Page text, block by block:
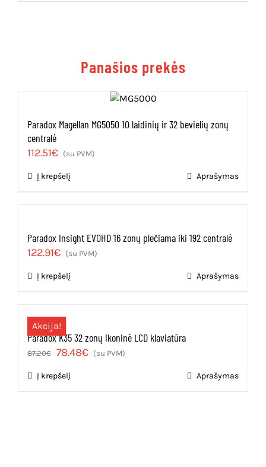
Panašios prekės
Paradox Magellan MG5050 10 laidinių ir 32 bevielių zonų
centralė
112.51€ (su PVM)
Į krepšelį Aprašymas
Paradox Insight EVOHD 16 zonų plečiama iki 192 centralė
122.91€ (su PVM)
Į krepšelį Aprašymas
Akcija!
Paradox K35 32 zonų ikoninė LCD klaviatūra
87.20€
Original
was:
78.48€Current
(su PVM)
Į krepšelį Aprašymas